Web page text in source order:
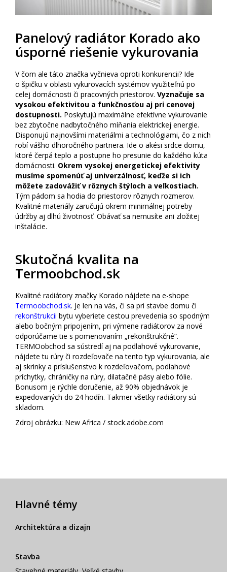
Panelový radiátor Korado ako
úsporné riešenie vykurovania
V čom ale táto značka vyčnieva oproti konkurencii? Ide
o špičku v oblasti vykurovacích systémov využiteľnú po
celej domácnosti či pracovných priestorov. Vyznačuje sa
vysokou efektivitou a funkčnosťou aj pri cenovej
dostupnosti. Poskytujú maximálne efektívne vykurovanie
bez zbytočne nadbytočného míňania elektrickej energie.
Disponujú najnovšími materiálmi a technológiami, čo z nich
robí vášho dlhoročného partnera. Ide o akési srdce domu,
ktoré čerpá teplo a postupne ho presunie do každého kúta
domácnosti. Okrem vysokej energetickej efektivity
musíme spomenúť aj univerzálnosť, keďže si ich
môžete zadovážiť v rôznych štýloch a veľkostiach.
Tým pádom sa hodia do priestorov rôznych rozmerov.
Kvalitné materiály zaručujú okrem minimálnej potreby
údržby aj dlhú životnosť. Obávať sa nemusíte ani zložitej
inštalácie.
Skutočná kvalita na
Termoobchod.sk
Kvalitné radiátory značky Korado nájdete na e-shope
Termoobchod.sk. Je len na vás, či sa pri stavbe domu či
rekonštrukcii bytu vyberiete cestou prevedenia so spodným
alebo bočným pripojením, pri výmene radiátorov za nové
odporúčame tie s pomenovaním „rekonštrukčné“.
TERMOobchod sa sústredí aj na podlahové vykurovanie,
nájdete tu rúry či rozdeľovače na tento typ vykurovania, ale
aj skrinky a príslušenstvo k rozdeľovačom, podlahové
príchytky, chráničky na rúry, dilatačné pásy alebo fólie.
Bonusom je rýchle doručenie, až 90% objednávok je
expedovaných do 24 hodín. Takmer všetky radiátory sú
skladom.
Zdroj obrázku: New Africa / stock.adobe.com
Hlavné témy
Architektúra a dizajn
Stavba